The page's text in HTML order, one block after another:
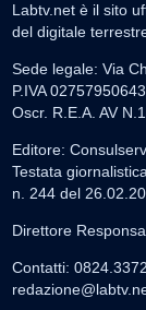
Labtv.net è il sito
del digitale
Sede legale: Via
P.IVA 02757950643
Oscr. R.E.A. AV
Editore:
Testata
n. 244 del
Direttore
Contatti: